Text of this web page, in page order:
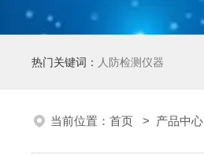
热门关键词： 人防检测仪器
当前位置： 首页 > 产品中心